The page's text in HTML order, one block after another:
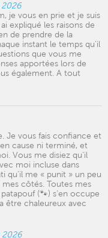
je vous en prie et je suis
expliqué les raisons de
de prendre de la
instant le temps qu'il
que vous me
apportées lors de
également. A tout
Je vous fais confiance et
cause ni terminé, et
Vous me disiez qu’il
moi incluse dans
qu’il me « punit » un peu
mes côtés. Toutes mes
(🐾) s’en occupe
être chaleureux avec
2026